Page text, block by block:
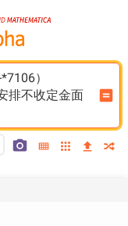
）
排不收定金面